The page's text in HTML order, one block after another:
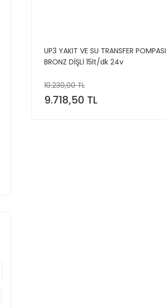
UP3 YAKIT VE SU TRANSFER POMPASI
BRONZ DİŞLİ 15lt/dk 24v
10.230,00 TL
9.718,50 TL